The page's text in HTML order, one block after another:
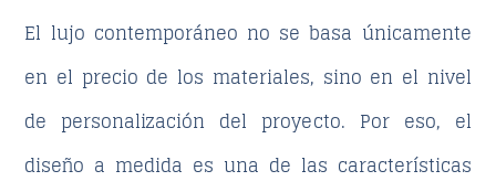
El lujo contemporáneo no se basa únicamente
en el precio de los materiales, sino en el nivel
de personalización del proyecto. Por eso, el
diseño a medida es una de las características